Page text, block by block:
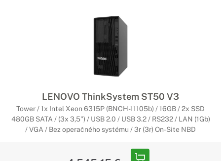
LENOVO ThinkSystem ST50 V3
Tower / 1x Intel Xeon 6315P (BNCH-11105b) / 16GB / 2x SSD
480GB SATA / (3x 3,5") / USB 2.0 / USB 3.2 / RS232 / LAN (1Gb)
/ VGA / Bez operačného systému / 3r (3r) On-Site NBD